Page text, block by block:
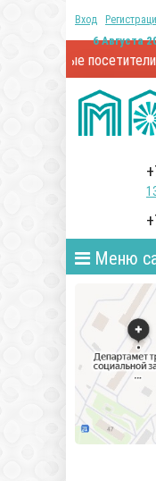
Вход
6 Августа
посетители
Меню